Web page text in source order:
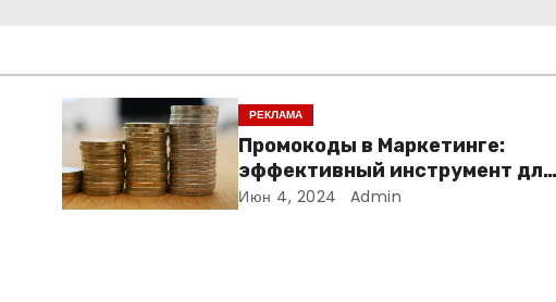
РЕКЛАМА
Промокоды в Маркетинге:
эффективный инструмент для
увеличения продаж и
Июн 4, 2024 Admin